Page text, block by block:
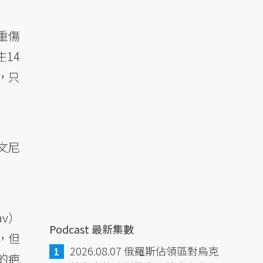
傷
14
只
尼
但
疤
Podcast 最新集數
2026.08.07 俄羅斯佔領區對烏克